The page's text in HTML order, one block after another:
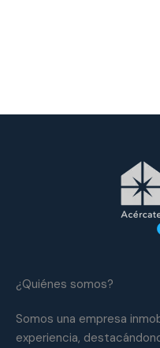
¿Quiénes somos?
Somos una empresa
experiencia,